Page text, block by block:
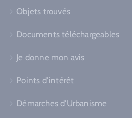
Objets trouvés
Documents téléchargeables
Je donne mon avis
Points d’intérêt
Démarches d’Urbanisme